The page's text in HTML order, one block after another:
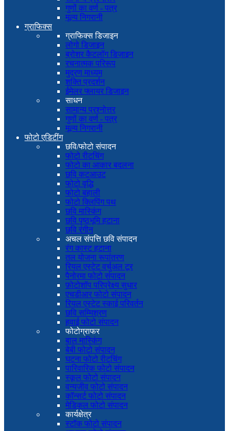
गुणों का वर्ण - पत्र
मूल्य निगरानी
ग्राफिक्स
ग्राफिक्स डिजाइन
लोगो डिजाइन
ब्रोशर कैटलॉग डिज़ाइन
रचनात्मक परिरूप
मुद्रण माध्यम
शक्ति प्रदर्शन
ईमेलर फ्लायर डिजाइन
साधन
सामान्य प्रश्नोत्तर
गुणों का वर्ण - पत्र
मूल्य निगरानी
फोटो एडिटींग
छवि/फोटो संपादन
फोटो रीटचिंग
फोटो का आकार बदलना
छवि कटआउट
फोटो वृद्धि
फोटो बहाली
फोटो क्लिपिंग पथ
छवि मास्किंग
छवि पृष्ठभूमि हटाना
छवि रंगीन
अचल संपत्ति छवि संपादन
रंग कास्ट हटाना
तल योजना रूपांतरण
रियल एस्टेट वर्चुअल टूर
पैनोरमा फोटो संपादन
फ़ोटोशॉप परिप्रेक्ष्य सुधार
एचडीआर फोटो संपादन
रियल एस्टेट स्काई परिवर्तन
छवि सम्मिश्रण
हवाई फोटो संपादन
फोटोग्राफर
बाल मास्किंग
बेबी फोटो संपादन
घटना फोटो रीटचिंग
पारिवारिक फोटो संपादन
स्कूल फोटो संपादन
वन्यजीव फोटो संपादन
कॉन्सर्ट फोटो संपादन
मेडिकल फोटो संपादन
कार्यक्षेत्र
स्टॉक फोटो संपादन